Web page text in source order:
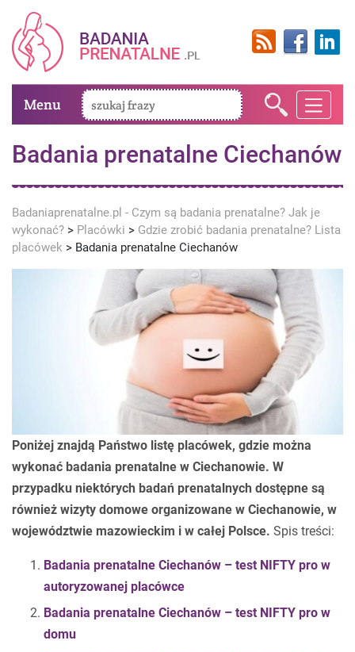
Menu
Badania prenatalne Ciechanów
Badaniaprenatalne.pl - Czym są badania prenatalne? Jak je
wykonać? > Placówki > Gdzie zrobić badania prenatalne? Lista
placówek > Badania prenatalne Ciechanów
Poniżej znajdą Państwo listę placówek, gdzie można
wykonać badania prenatalne w Ciechanowie. W
przypadku niektórych badań prenatalnych dostępne są
również wizyty domowe organizowane w Ciechanowie, w
województwie mazowieckim i w całej Polsce. Spis treści:
Badania prenatalne Ciechanów – test NIFTY pro w
autoryzowanej placówce
Badania prenatalne Ciechanów – test NIFTY pro w
domu